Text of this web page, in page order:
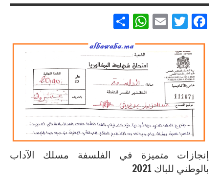
Facebook
Twitter
Email
WhatsApp
إنجازات
متميزة
في
الامتحان
الموحد
الوطني
للبكالوريا
لجميع
المسالك
إنجازات
إنجازات متميزة في الفلسفة مسلك الآداب
بالوطني للباك 2021